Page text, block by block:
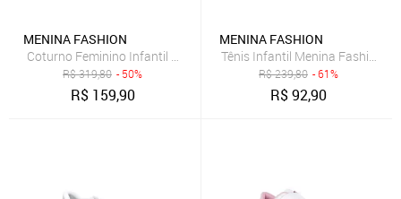
MENINA FASHION
Coturno Feminino Infantil Verniz Tratorado Laço Strass Moda
R$319,80 - 50%
R$ 159,90
MENINA FASHION
Tênis Infantil Menina Fashion
R$239,80 - 61%
R$92,90